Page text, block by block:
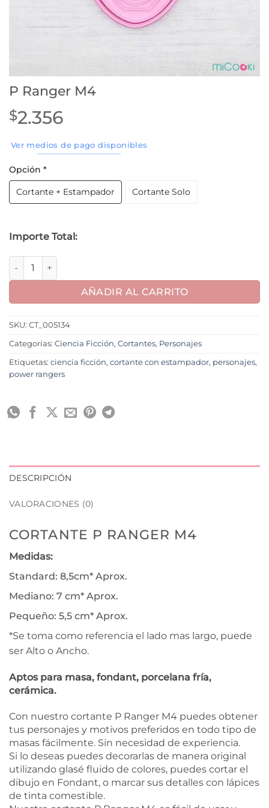
P Ranger M4
$2.356
Ver medios de pago disponibles
Opción *
Cortante + Estampador Cortante Solo
Importe Total:
P Ranger M4 cantidad
AÑADIR AL CARRITO
SKU: CT_005134
Categorías: Ciencia Ficción, Cortantes, Personajes
Etiquetas: ciencia ficción, cortante con estampador, personajes,
power rangers
DESCRIPCIÓN
VALORACIONES (0)
CORTANTE P RANGER M4
Medidas:
Standard: 8,5cm* Aprox.
Mediano: 7 cm* Aprox.
Pequeño: 5,5 cm* Aprox.
*Se toma como referencia el lado mas largo, puede
ser Alto o Ancho.
Aptos para masa, fondant, porcelana fría,
cerámica.
Con nuestro cortante P Ranger M4 puedes obtener
tus personajes y motivos preferidos en todo tipo de
masas fácilmente. Sin necesidad de experiencia.
Si lo deseas puedes decorarlas de manera original
utilizando glasé fluido de colores, puedes cortar el
dibujo en Fondant, o marcar sus detalles con lápices
de tinta comestible.